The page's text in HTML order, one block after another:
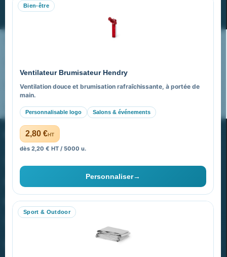
Bien-être
Ventilateur Brumisateur Hendry
Ventilation douce et brumisation rafraîchissante, à portée de
main.
Personnalisable logo Salons & événements
2,80 €HT
dès 2,20 € HT / 5000 u.
Personnaliser→
Sport & Outdoor
Nos expertises & accompagnement global
FAQ sur Promenoch Goodies Pub France
Pourquoi ça a marché à 100% pour moi ?
PROMENOCH GOODIES
40 rue Madeleine Michelis
92 200 Neuilly